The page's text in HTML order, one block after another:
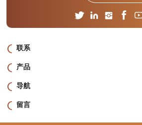
联系
产品
导航
留言